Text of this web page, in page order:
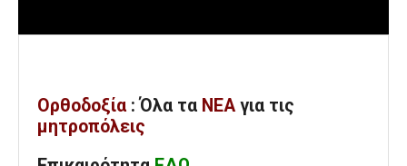
Ορθοδοξία : Όλα τα ΝΕΑ για τις
μητροπόλεις